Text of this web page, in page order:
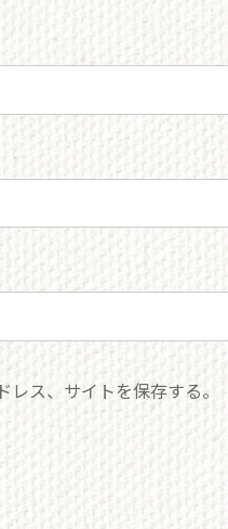
ス、サイトを保存する。